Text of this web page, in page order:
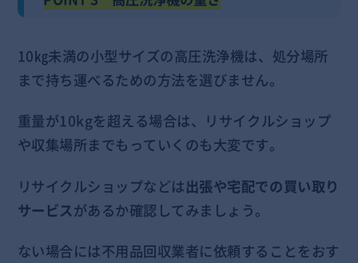
10㎏未満の小型サイズの高圧洗浄機は、処分場所
まで持ち運べるための方法を選びません。
重量が10kgを超える場合は、リサイクルショップ
や収集場所までもっていくのも大変です。
リサイクルショップなどは出張や宅配での買い取り
サービスがあるか確認してみましょう。
ない場合には不用品回収業者に依頼することをおす